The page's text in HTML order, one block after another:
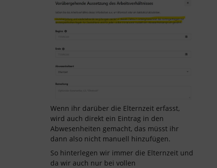
Wenn ihr darüber die Elternzeit erfasst,
wird auch direkt ein Eintrag in den
Abwesenheiten gemacht, das müsst ihr
dann also nicht manuell hinzufügen.
So hinterlegen wir immer die Elternzeit und
da wir auch nur bei vollen